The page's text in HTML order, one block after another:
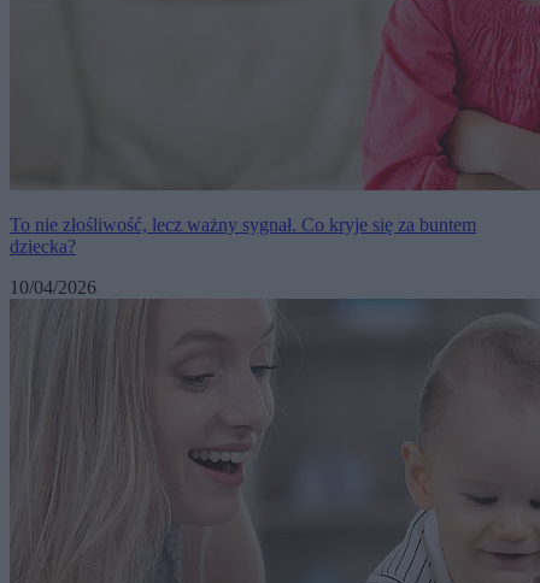
To nie złośliwość, lecz ważny sygnał. Co kryje się za buntem
dziecka?
10/04/2026